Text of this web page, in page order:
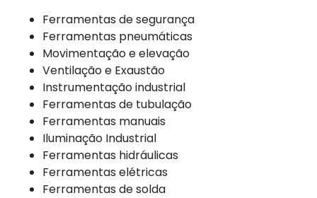
Ferramentas de segurança
Ferramentas pneumáticas
Movimentação e elevação
Ventilação e Exaustão
Instrumentação industrial
Ferramentas de tubulação
Ferramentas manuais
Iluminação Industrial
Ferramentas hidráulicas
Ferramentas elétricas
Ferramentas de solda